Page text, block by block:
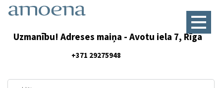
Uzmanību! Adreses maiņa - Avotu iela 7, Rīga
+371 29275948